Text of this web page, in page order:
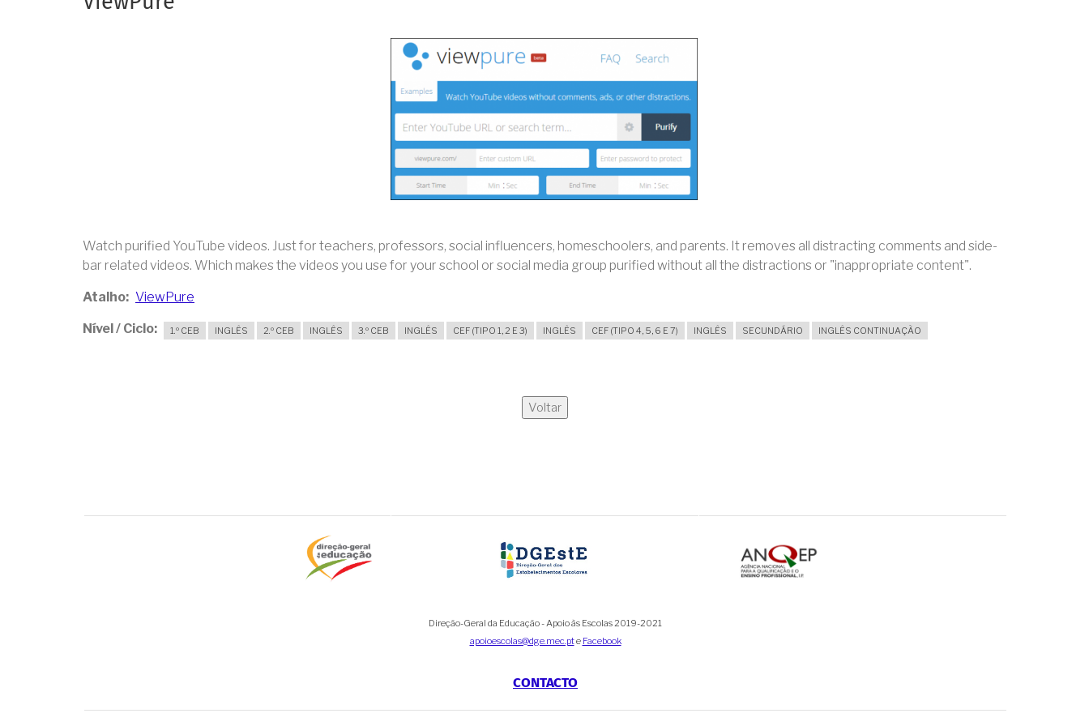
Watch purified YouTube videos. Just for teachers, professors, social influencers, homeschoolers, and parents. It removes all distracting comments and side-
bar related videos. Which makes the videos you use for your school or social media group purified without all the distractions or "inappropriate content".
Atalho ViewPure
Nível / Ciclo 1.º CEB INGLÊS 2.º CEB INGLÊS 3.º CEB INGLÊS CEF (TIPO 1, 2 E 3) INGLÊS CEF (TIPO 4, 5, 6 E 7) INGLÊS SECUNDÁRIO INGLÊS CONTINUAÇÃO
Voltar
Direção-Geral da Educação - Apoio às Escolas 2019-2021
apoioescolas@dge.mec.pte Facebook
CONTACTO